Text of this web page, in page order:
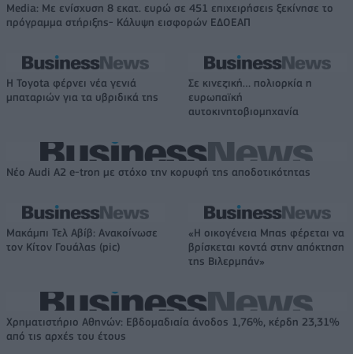
Media: Με ενίσχυση 8 εκατ. ευρώ σε 451 επιχειρήσεις ξεκίνησε το
πρόγραμμα στήριξης- Κάλυψη εισφορών ΕΔΟΕΑΠ
Η Toyota φέρνει νέα γενιά
μπαταριών για τα υβριδικά της
Σε κινεζική… πολιορκία η
ευρωπαϊκή
αυτοκινητοβιομηχανία
Νέο Audi A2 e-tron με στόχο την κορυφή της αποδοτικότητας
Μακάμπι Τελ Αβίβ: Ανακοίνωσε
τον Κίτον Γουάλας (pic)
«Η οικογένεια Μπας φέρεται να
βρίσκεται κοντά στην απόκτηση
της Βιλερμπάν»
Χρηματιστήριο Αθηνών: Εβδομαδιαία άνοδος 1,76%, κέρδη 23,31%
από τις αρχές του έτους